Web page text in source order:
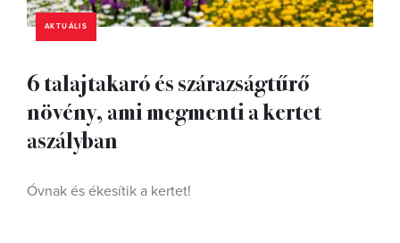
AKTUÁLIS
6 talajtakaró és szárazságtűrő
növény, ami megmenti a kertet
aszályban
Óvnak és ékesítik a kertet!